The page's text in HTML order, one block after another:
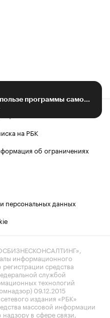
на РБК
об ограничениях
персональных данных
информационного
регистрации средства
службой
технологий
09.12.2015
издания «РБК»
массовой информации
в сфере связи,